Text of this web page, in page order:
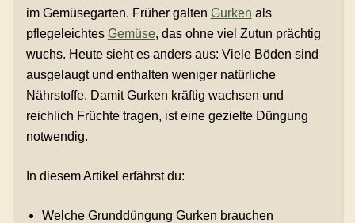
im Gemüsegarten. Früher galten Gurken als
pflegeleichtes Gemüse, das ohne viel Zutun prächtig
wuchs. Heute sieht es anders aus: Viele Böden sind
ausgelaugt und enthalten weniger natürliche
Nährstoffe. Damit Gurken kräftig wachsen und
reichlich Früchte tragen, ist eine gezielte Düngung
notwendig.
In diesem Artikel erfährst du:
Welche Grunddüngung Gurken brauchen